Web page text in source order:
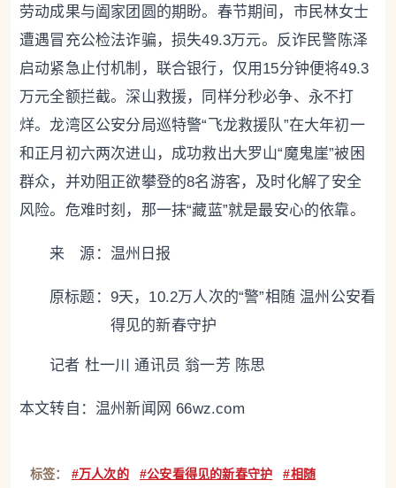
劳动成果与阖家团圆的期盼。春节期间，市民林女士
遭遇冒充公检法诈骗，损失49.3万元。反诈民警陈泽
启动紧急止付机制，联合银行，仅用15分钟便将49.3
万元全额拦截。深山救援，同样分秒必争、永不打
烊。龙湾区公安分局巡特警“飞龙救援队”在大年初一
和正月初六两次进山，成功救出大罗山“魔鬼崖”被困
群众，并劝阻正欲攀登的8名游客，及时化解了安全
风险。危难时刻，那一抹“藏蓝”就是最安心的依靠。
来 源：温州日报
原标题： 9天，10.2万人次的“警”相随 温州公安看
得见的新春守护
记者 杜一川 通讯员 翁一芳 陈思
本文转自： 温州新闻网 66wz.com
标签： #万人次的 #公安看得见的新春守护 #相随